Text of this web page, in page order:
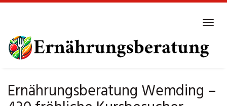
main
content
Ernährungsberatung Wemding –